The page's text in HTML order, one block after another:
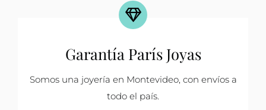
Garantía París Joyas
Somos una joyería en Montevideo, con envíos a
todo el país.